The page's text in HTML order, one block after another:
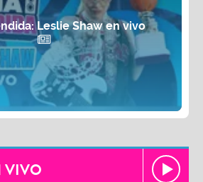
Leslie Shaw en vivo
VIVO